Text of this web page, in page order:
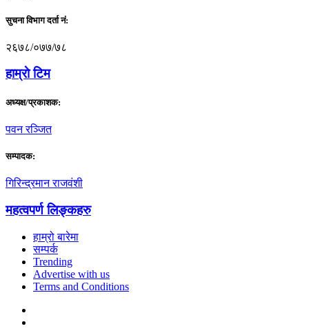
सुचना विभाग दर्ता नं:
२६७८/०७७/७८
हाम्राे टिम
अध्यक्ष/प्रकाशक:
पवन रञ्जित
सम्पादक:
गिरिन्द्रमान राजवंशी
महत्वपर्ण लिङ्कहरु
हाम्रो बारेमा
सम्पर्क
Trending
Advertise with us
Terms and Conditions